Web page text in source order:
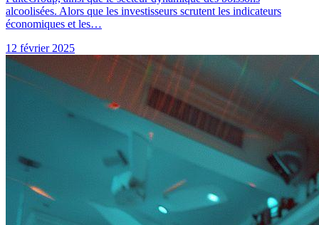
alcoolisées. Alors que les investisseurs scrutent les indicateurs
économiques et les…
12 février 2025